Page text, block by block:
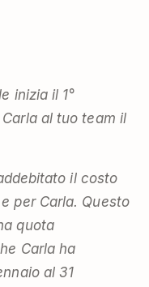
inizia il 1°
al tuo team il
il costo
per Carla. Questo
quota
Carla ha
al 31